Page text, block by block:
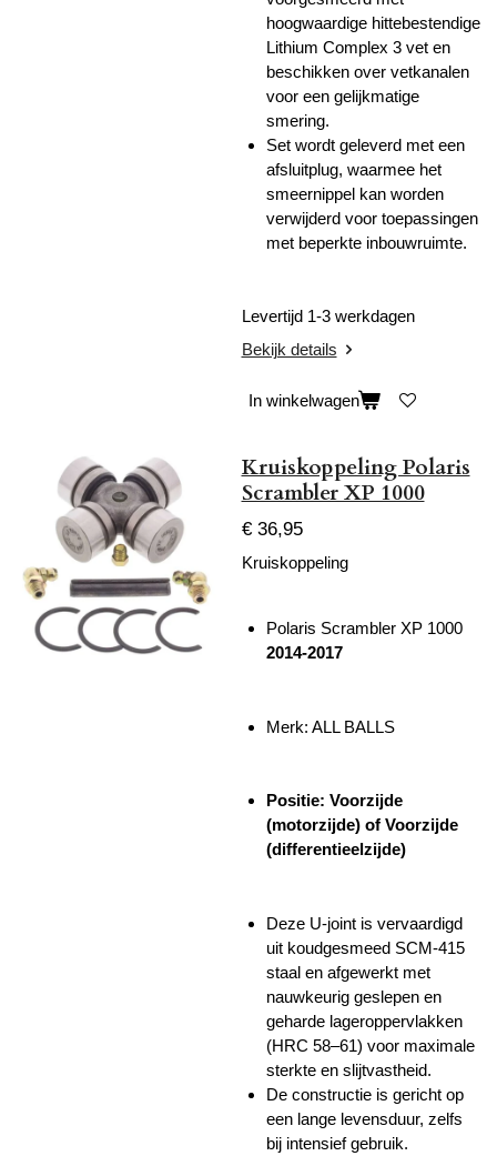
hoogwaardige hittebestendige
Lithium Complex 3 vet en
beschikken over vetkanalen
voor een gelijkmatige
smering.
Set wordt geleverd met een
afsluitplug, waarmee het
smeernippel kan worden
verwijderd voor toepassingen
met beperkte inbouwruimte.
Levertijd 1-3 werkdagen
Bekijk details
In winkelwagen
Kruiskoppeling Polaris
Scrambler XP 1000
€ 36,95
Kruiskoppeling
Polaris Scrambler XP 1000
2014-2017
Merk: ALL BALLS
Positie: Voorzijde
(motorzijde) of Voorzijde
(differentieelzijde)
Deze U-joint is vervaardigd
uit koudgesmeed SCM-415
staal en afgewerkt met
nauwkeurig geslepen en
geharde lageroppervlakken
(HRC 58–61) voor maximale
sterkte en slijtvastheid.
De constructie is gericht op
een lange levensduur, zelfs
bij intensief gebruik.